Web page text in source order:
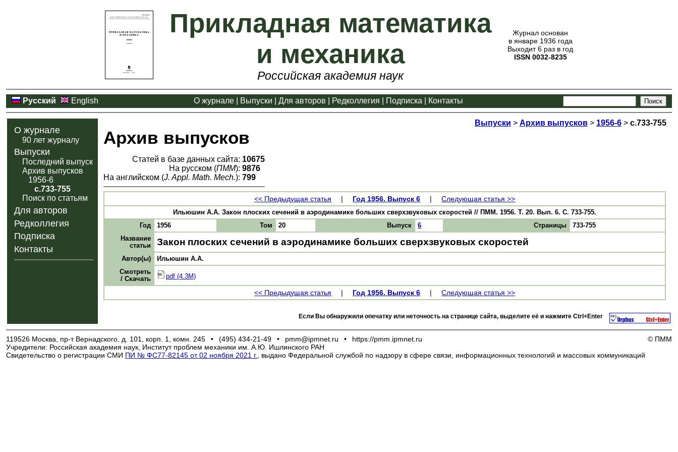
Прикладная математика
и механика
Российская академия наук
Журнал основан
в январе 1936 года
Выходит 6 раз в год
ISSN 0032-8235
Русский English О журнале Выпуски Для авторов Редколлегия Подписка Контакты
О журнале
90 лет журналу
Выпуски
Последний выпуск
Архив выпусков
1956-6
с.733-755
Поиск по статьям
Для авторов
Редколлегия
Подписка
Контакты
Выпуски > Архив выпусков> 1956-6> с.733-755
Архив выпусков
Статей в базе данных сайта: 10675
На русском (ПММ): 9876
На английском (J. Appl. Math. Mech.): 799
<< Предыдущая статья | Год 1956. Выпуск 6 | Следующая статья >>
Ильюшин A.А. Закон плоских сечений в аэродинамике больших сверхзвуковых скоростей // ПММ. 1956. Т. 20. Вып. 6. С. 733-755.
Год
1956 Том 20 Выпуск 6 Страницы
733-755
Название
статьи
Закон плоских сечений в аэродинамике больших сверхзвуковых скоростей
Автор(ы)
Ильюшин A.А.
Смотреть
/ Скачать
pdf (4.3M)
<< Предыдущая статья | Год 1956. Выпуск 6 | Следующая статья >>
Если Вы обнаружили опечатку или неточность на странице сайта, выделите её и нажмите Ctrl+Enter
119526 Москва, пр-т Вернадского, д. 101, корп. 1, комн. 245 • (495) 434-21-49 • pmm@ipmnet.ru •
https://pmm.ipmnet.ru
Учредители: Российская академия наук, Институт проблем механики им. А.Ю. Ишлинского РАН
Свидетельство о регистрации СМИ ПИ № ФС77-82145 от 02 ноября 2021 г. , выдано Федеральной службой по надзору в сфере связи, информационных технологий и массовых коммуникаций
© ПММ